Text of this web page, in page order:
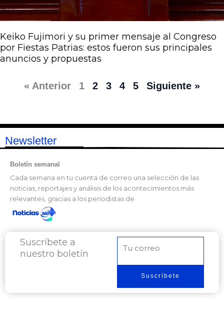
Keiko Fujimori y su primer mensaje al Congreso
por Fiestas Patrias: estos fueron sus principales
anuncios y propuestas
« Anterior 1 2 3 4 5 Siguiente »
Newsletter
Boletín semanal
Cada semana en tu cuenta de correo una selección de las
noticias, reportajes y análisis de los acontecimientos más
relevantes, gracias a los periodistas de
Suscríbete a
nuestro boletín
electrónico
Suscríbete